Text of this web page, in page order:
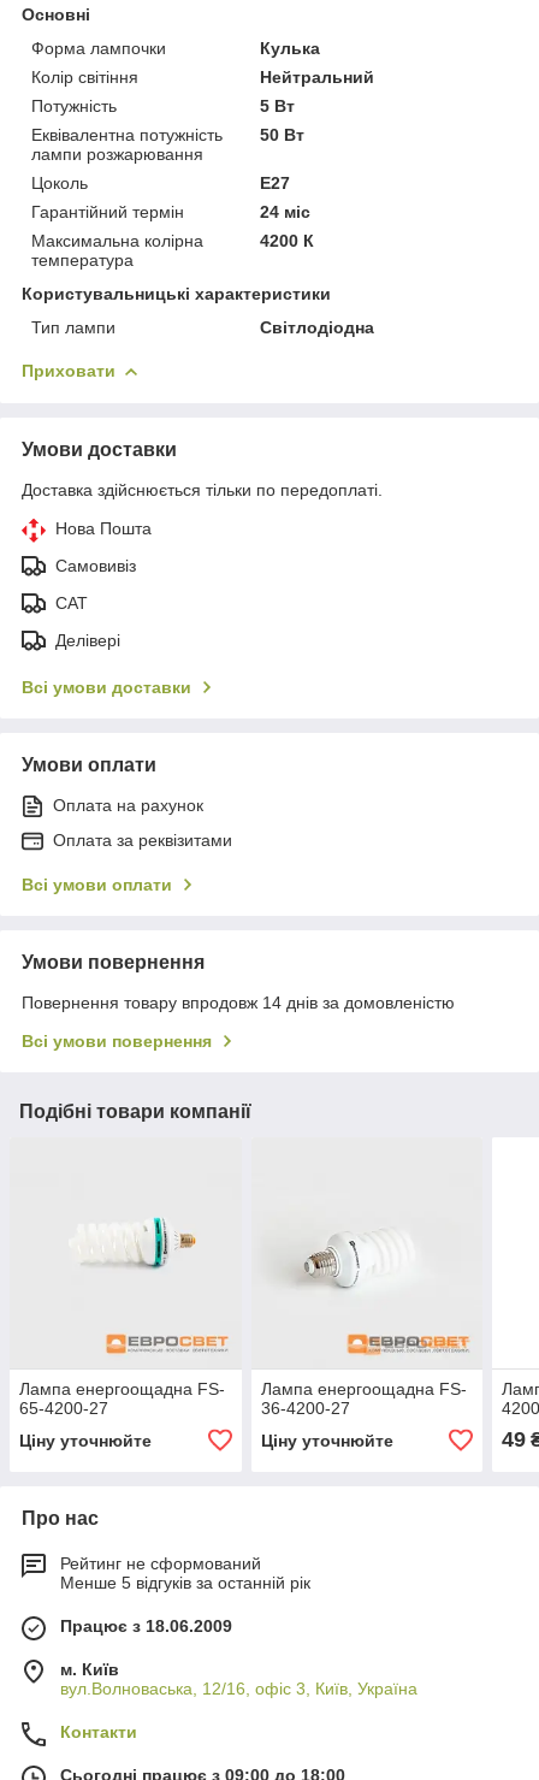
Основні
Форма лампочки
Кулька
Колір світіння
Нейтральний
Потужність
5 Вт
Еквівалентна потужність
лампи розжарювання
50 Вт
Цоколь
E27
Гарантійний термін
24 міс
Максимальна колірна
температура
4200 К
Користувальницькі характеристики
Тип лампи
Світлодіодна
Приховати
Умови доставки
Доставка здійснюється тільки по передоплаті.
Нова Пошта
Самовивіз
САТ
Делівері
Всі умови доставки
Умови оплати
Оплата на рахунок
Оплата за реквізитами
Всі умови оплати
Умови повернення
Повернення товару впродовж 14 днів за домовленістю
Всі умови повернення
Подібні товари компанії
Лампа енергоощадна FS-
65-4200-27
Ціну уточнюйте
Лампа енергоощадна FS-
36-4200-27
Ціну уточнюйте
49
Про нас
Рейтинг не сформований
Менше 5 відгуків за останній рік
Працює з 18.06.2009
м. Київ
вул.Волноваська, 12/16, офіс 3, Київ, Україна
Контакти
Сьогодні працює з 09:00 до 18:00